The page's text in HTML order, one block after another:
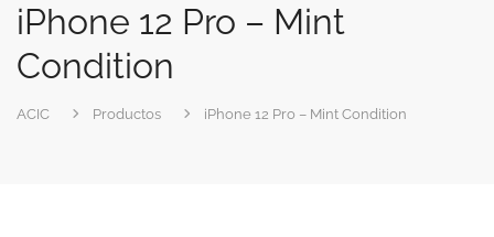
iPhone 12 Pro – Mint
Condition
ACIC Productos iPhone 12 Pro – Mint Condition